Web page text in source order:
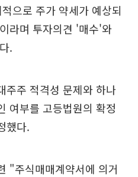
으로 주가 약세가 예상되
라며 투자의견 '매수'와
.
주주 적격성 문제와 하나
여부를 고등법원의 확정
했다.
"주식매매계약서에 의거